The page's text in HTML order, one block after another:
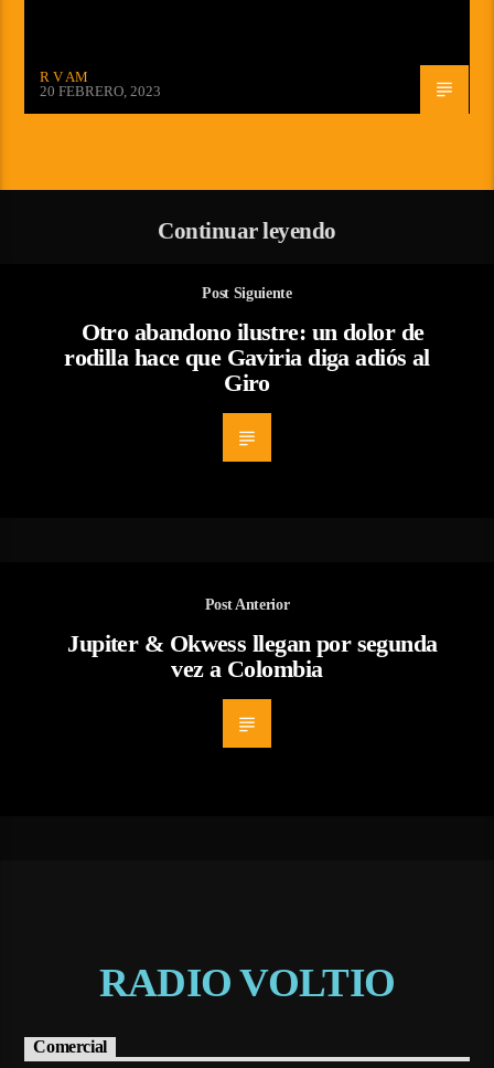
R V AM
20 FEBRERO, 2023
Continuar leyendo
Post Siguiente
Otro abandono ilustre: un dolor de
rodilla hace que Gaviria diga adiós al
Giro
Post Anterior
Jupiter & Okwess llegan por segunda
vez a Colombia
RADIO VOLTIO
Comercial